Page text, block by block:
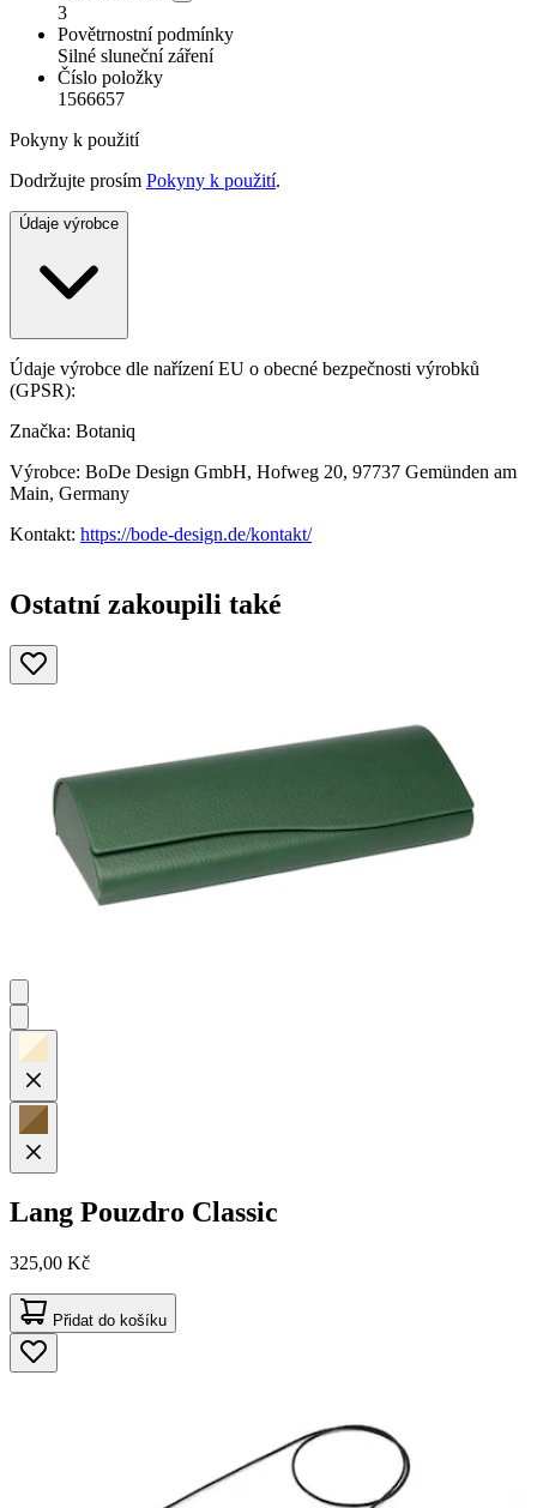
3
Povětrnostní podmínky
Silné sluneční záření
Číslo položky
1566657
Pokyny k použití
Dodržujte prosím Pokyny k použití.
Údaje výrobce
Údaje výrobce dle nařízení EU o obecné bezpečnosti výrobků
(GPSR):
Značka: Botaniq
Výrobce: BoDe Design GmbH, Hofweg 20, 97737 Gemünden am
Main, Germany
Kontakt: https://bode-design.de/kontakt/
Ostatní zakoupili také
Lang Pouzdro Classic
325,00 Kč
Přidat do košíku